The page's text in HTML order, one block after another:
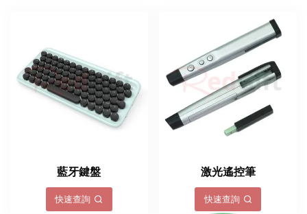
藍牙鍵盤
快速查詢
激光遙控筆
快速查詢